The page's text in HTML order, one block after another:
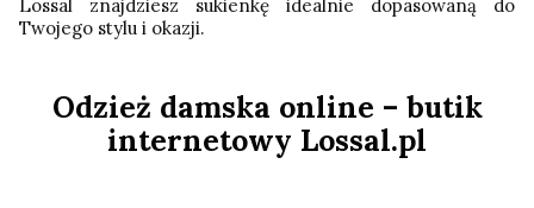
Lossal znajdziesz sukienkę idealnie dopasowaną do
Twojego stylu i okazji.
Odzież damska online – butik
internetowy Lossal.pl